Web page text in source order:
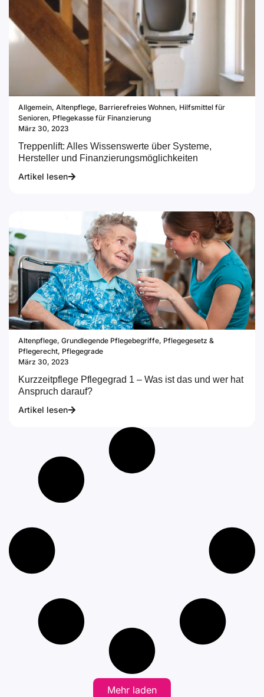
Allgemein, Altenpflege, Barrierefreies Wohnen, Hilfsmittel für
Senioren, Pflegekasse für Finanzierung
März 30, 2023
Treppenlift: Alles Wissenswerte über Systeme,
Hersteller und Finanzierungsmöglichkeiten
Artikel lesen
Altenpflege, Grundlegende Pflegebegriffe, Pflegegesetz &
Pflegerecht, Pflegegrade
März 30, 2023
Kurzzeitpflege Pflegegrad 1 – Was ist das und wer hat
Anspruch darauf?
Artikel lesen
Mehr laden